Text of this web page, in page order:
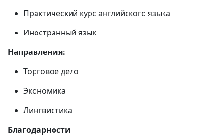
Практический курс английского языка
Иностранный язык
Направления:
Торговое дело
Экономика
Лингвистика
Благодарности